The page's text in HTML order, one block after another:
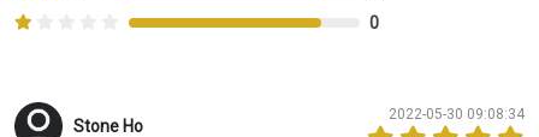
0
Stone Ho
2022-05-30 09:08:34